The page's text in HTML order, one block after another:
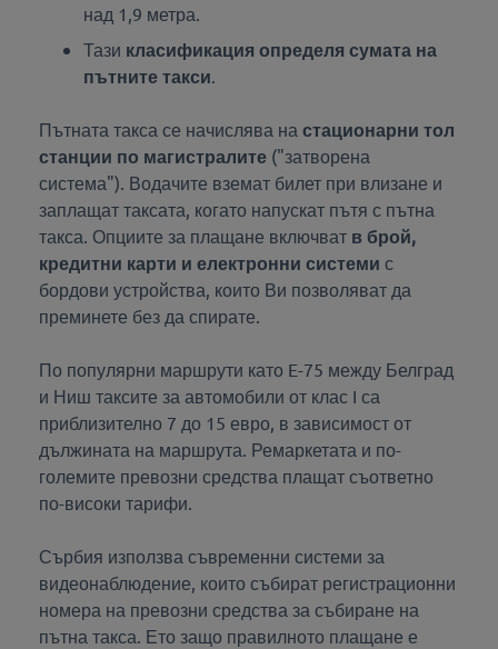
над 1,9 метра.
Тази класификация определя сумата на
пътните такси
Пътната такса се начислява на стационарни тол
станции по магистралите ("затворена
система"). Водачите вземат билет при влизане и
заплащат таксата, когато напускат пътя с пътна
такса. Опциите за плащане включват в брой,
кредитни карти и електронни системи с
бордови устройства, които Ви позволяват да
преминете без да спирате.
По популярни маршрути като E-75 между Белград
и Ниш таксите за автомобили от клас I са
приблизително 7 до 15 евро, в зависимост от
дължината на маршрута. Ремаркетата и по-
големите превозни средства плащат съответно
по-високи тарифи.
Сърбия използва съвременни системи за
видеонаблюдение, които събират регистрационни
номера на превозни средства за събиране на
пътна такса. Ето защо правилното плащане е